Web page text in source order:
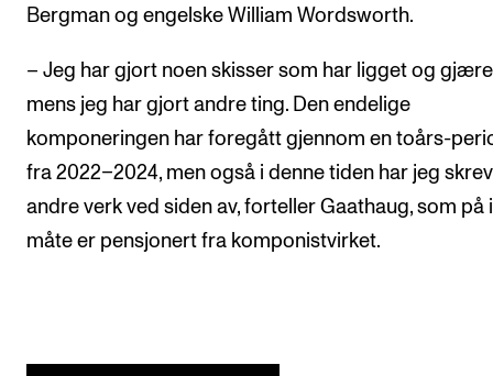
Bergman og engelske William Wordsworth.
– Jeg har gjort noen skisser som har ligget og
mens jeg har gjort andre ting. Den endelige
komponeringen har foregått gjennom en toårs-
fra 2022–2024, men også i denne tiden har jeg
andre verk ved siden av, forteller Gaathaug, som på
måte er pensjonert fra komponistvirket.